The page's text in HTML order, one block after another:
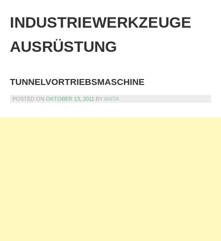
content
INDUSTRIEWERKZEUGE
AUSRÜSTUNG
TUNNELVORTRIEBSMASCHINE
POSTED ON OKTOBER 13, 2011 BYANITA